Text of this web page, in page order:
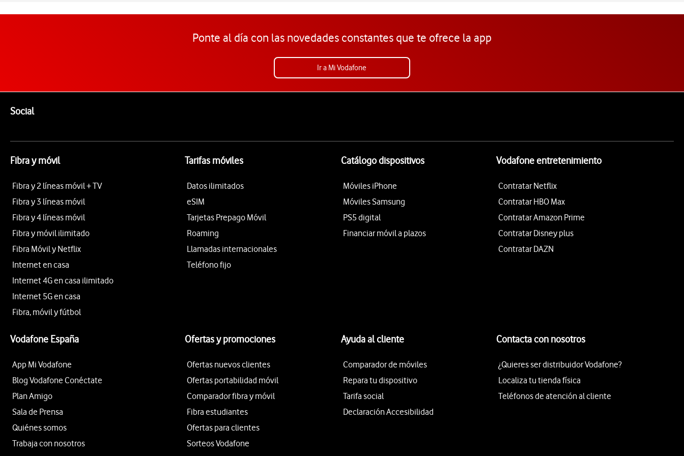
Ponte al día con las novedades constantes que te ofrece la app
Ir a Mi Vodafone
SocialEnlaces a las redes sociales de Vodafone
Fibra y móvil
Fibra y 2 líneas móvil + TV
Fibra y 3 líneas móvil
Fibra y 4 líneas móvil
Fibra y móvil ilimitado
Fibra Móvil y Netflix
Internet en casa
Internet 4G en casa ilimitado
Internet 5G en casa
Fibra, móvil y fútbol
Tarifas móviles
Datos ilimitados
eSIM
Tarjetas Prepago Móvil
Roaming
Llamadas internacionales
Teléfono fijo
Catálogo dispositivos
Móviles iPhone
Móviles Samsung
PS5 digital
Financiar móvil a plazos
Vodafone entretenimiento
Contratar Netflix
Contratar HBO Max
Contratar Amazon Prime
Contratar Disney plus
Contratar DAZN
Vodafone España
App Mi Vodafone
Blog Vodafone Conéctate
Plan Amigo
Sala de Prensa
Quiénes somos
Trabaja con nosotros
Ofertas y promociones
Ofertas nuevos clientes
Ofertas portabilidad móvil
Comparador fibra y móvil
Fibra estudiantes
Ofertas para clientes
Sorteos Vodafone
Ayuda al cliente
Comparador de móviles
Repara tu dispositivo
Tarifa social
Declaración Accesibilidad
Contacta con nosotros
¿Quieres ser distribuidor Vodafone?
Localiza tu tienda física
Teléfonos de atención al cliente